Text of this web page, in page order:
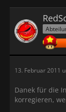
13. Februar 2011
Danek für die
korregieren,